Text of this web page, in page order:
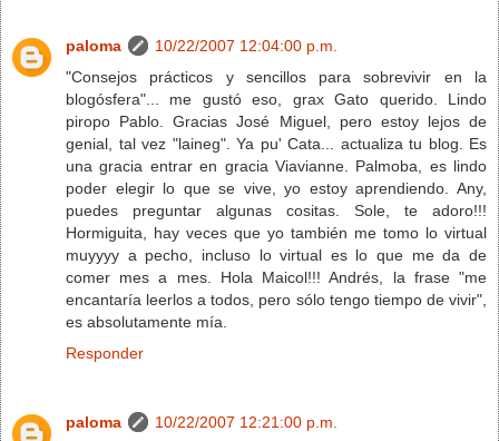
paloma
10/22/2007 12:04:00 p.m.
"Consejos prácticos y sencillos para sobrevivir en la
blogósfera"... me gustó eso, grax Gato querido. Lindo
piropo Pablo. Gracias José Miguel, pero estoy lejos de
genial, tal vez "laineg". Ya pu' Cata... actualiza tu blog. Es
una gracia entrar en gracia Viavianne. Palmoba, es lindo
poder elegir lo que se vive, yo estoy aprendiendo. Any,
puedes preguntar algunas cositas. Sole, te adoro!!!
Hormiguita, hay veces que yo también me tomo lo virtual
muyyyy a pecho, incluso lo virtual es lo que me da de
comer mes a mes. Hola Maicol!!! Andrés, la frase "me
encantaría leerlos a todos, pero sólo tengo tiempo de vivir",
es absolutamente mía.
Responder
paloma
10/22/2007 12:21:00 p.m.